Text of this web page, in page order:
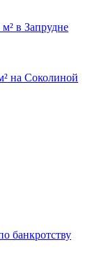
в Запрудне
на Соколиной